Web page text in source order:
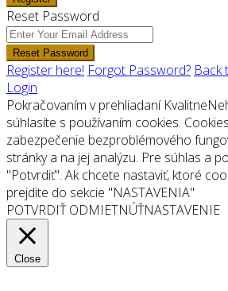
Reset Password
Reset Password
Register here! Forgot Password? Back
Login
Pokračovaním v prehliadaní
súhlasíte s používaním cookies.
zabezpečenie bezproblémového
stránky a na jej analýzu. Pre súhlas a
"Potvrdiť". Ak chcete nastaviť, ktoré
prejdite do sekcie "NASTAVENIA"
POTVRDIŤ ODMIETNÚŤNASTAVENIE
Close